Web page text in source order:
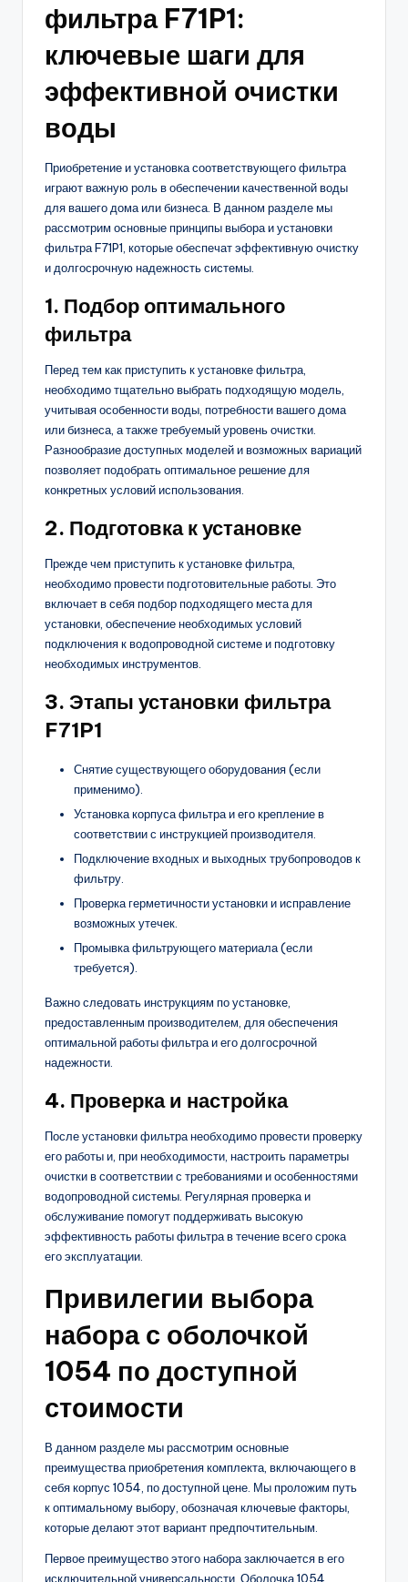
фильтра F71P1:
ключевые шаги для
эффективной очистки
воды
Приобретение и установка соответствующего фильтра
играют важную роль в обеспечении качественной воды
для вашего дома или бизнеса. В данном разделе мы
рассмотрим основные принципы выбора и установки
фильтра F71P1, которые обеспечат эффективную очистку
и долгосрочную надежность системы.
1. Подбор оптимального
фильтра
Перед тем как приступить к установке фильтра,
необходимо тщательно выбрать подходящую модель,
учитывая особенности воды, потребности вашего дома
или бизнеса, а также требуемый уровень очистки.
Разнообразие доступных моделей и возможных вариаций
позволяет подобрать оптимальное решение для
конкретных условий использования.
2. Подготовка к установке
Прежде чем приступить к установке фильтра,
необходимо провести подготовительные работы. Это
включает в себя подбор подходящего места для
установки, обеспечение необходимых условий
подключения к водопроводной системе и подготовку
необходимых инструментов.
3. Этапы установки фильтра
F71P1
Снятие существующего оборудования (если
применимо).
Установка корпуса фильтра и его крепление в
соответствии с инструкцией производителя.
Подключение входных и выходных трубопроводов к
фильтру.
Проверка герметичности установки и исправление
возможных утечек.
Промывка фильтрующего материала (если
требуется).
Важно следовать инструкциям по установке,
предоставленным производителем, для обеспечения
оптимальной работы фильтра и его долгосрочной
надежности.
4. Проверка и настройка
После установки фильтра необходимо провести проверку
его работы и, при необходимости, настроить параметры
очистки в соответствии с требованиями и особенностями
водопроводной системы. Регулярная проверка и
обслуживание помогут поддерживать высокую
эффективность работы фильтра в течение всего срока
его эксплуатации.
Привилегии выбора
набора с оболочкой
1054 по доступной
стоимости
В данном разделе мы рассмотрим основные
преимущества приобретения комплекта, включающего в
себя корпус 1054, по доступной цене. Мы проложим путь
к оптимальному выбору, обозначая ключевые факторы,
которые делают этот вариант предпочтительным.
Первое преимущество этого набора заключается в его
исключительной универсальности. Оболочка 1054